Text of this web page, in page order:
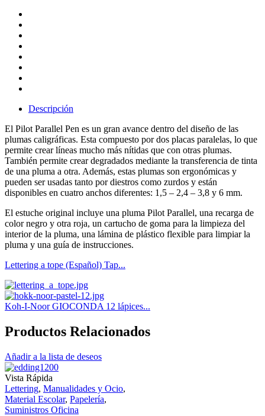
Descripción
El Pilot Parallel Pen es un gran avance dentro del diseño de las
plumas caligráficas. Esta compuesto por dos placas paralelas, lo que
permite crear líneas mucho más nítidas que con otras plumas.
También permite crear degradados mediante la transferencia de tinta
de una pluma a otra. Además, estas plumas son ergonómicas y
pueden ser usadas tanto por diestros como zurdos y están
disponibles en cuatro anchos diferentes: 1,5 – 2,4 – 3,8 y 6 mm.
El estuche original incluye una pluma Pilot Parallel, una recarga de
color negro y otra roja, un cartucho de goma para la limpieza del
interior de la pluma, una lámina de plástico flexible para limpiar la
pluma y una guía de instrucciones.
Lettering a tope (Español) Tap...
Koh-I-Noor GIOCONDA 12 lápices...
Productos Relacionados
Añadir a la lista de deseos
Vista Rápida
Lettering, Manualidades y Ocio,
Material Escolar, Papelería,
Suministros Oficina